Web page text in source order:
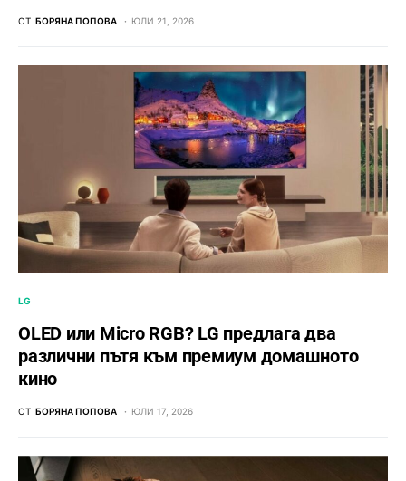
ОТ БОРЯНА ПОПОВА ЮЛИ 21, 2026
LG
OLED или Micro RGB? LG предлага два
различни пътя към премиум домашното
кино
ОТ БОРЯНА ПОПОВА ЮЛИ 17, 2026